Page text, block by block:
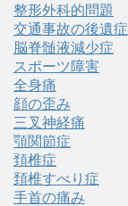
整形外科的問題
交通事故の後遺症
脳脊髄液減少症
スポーツ障害
全身痛
顔の歪み
三叉神経痛
顎関節症
頚椎症
頚椎すべり症
手首の痛み